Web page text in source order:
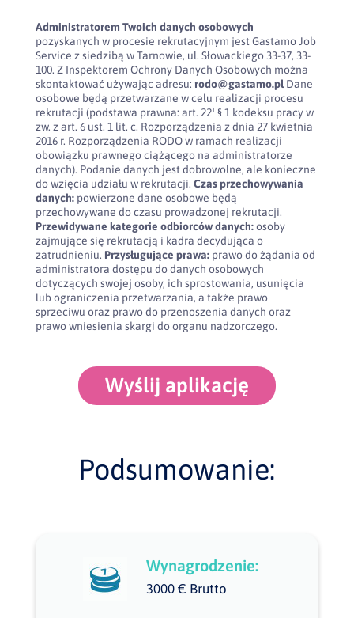
Administratorem Twoich danych osobowych
pozyskanych w procesie rekrutacyjnym jest Gastamo Job
Service z siedzibą w Tarnowie, ul. Słowackiego 33-37, 33-
100. Z Inspektorem Ochrony Danych Osobowych można
skontaktować używając adresu: rodo@gastamo.plDane
osobowe będą przetwarzane w celu realizacji procesu
rekrutacji (podstawa prawna: art. 22¹ § 1 kodeksu pracy w
zw. z art. 6 ust. 1 lit. c. Rozporządzenia z dnia 27 kwietnia
2016 r. Rozporządzenia RODO w ramach realizacji
obowiązku prawnego ciążącego na administratorze
danych). Podanie danych jest dobrowolne, ale konieczne
do wzięcia udziału w rekrutacji. Czas przechowywania
danych:powierzone dane osobowe będą
przechowywane do czasu prowadzonej rekrutacji.
Przewidywane kategorie odbiorców danych:osoby
zajmujące się rekrutacją i kadra decydująca o
zatrudnieniu. Przysługujące prawa:prawo do żądania od
administratora dostępu do danych osobowych
dotyczących swojej osoby, ich sprostowania, usunięcia
lub ograniczenia przetwarzania, a także prawo
sprzeciwu oraz prawo do przenoszenia danych oraz
prawo wniesienia skargi do organu nadzorczego.
Wyślij aplikację
Podsumowanie:
Wynagrodzenie:
3000 € Brutto